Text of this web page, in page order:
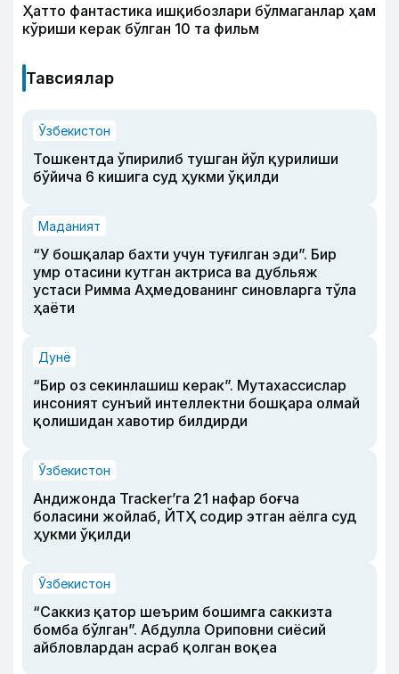
Ҳатто фантастика ишқибозлари бўлмаганлар ҳам
кўриши керак бўлган 10 та фильм
Тавсиялар
Ўзбекистон
Тошкентда ўпирилиб тушган йўл қурилиши
бўйича 6 кишига суд ҳукми ўқилди
Маданият
“У бошқалар бахти учун туғилган эди”. Бир
умр отасини кутган актриса ва дубльяж
устаси Римма Аҳмедованинг синовларга тўла
ҳаёти
Дунё
“Бир оз секинлашиш керак”. Мутахассислар
инсоният сунъий интеллектни бошқара олмай
қолишидан хавотир билдирди
Ўзбекистон
Андижонда Tracker’га 21 нафар боғча
боласини жойлаб, ЙТҲ содир этган аёлга суд
ҳукми ўқилди
Ўзбекистон
“Саккиз қатор шеърим бошимга саккизта
бомба бўлган”. Абдулла Ориповни сиёсий
айбловлардан асраб қолган воқеа